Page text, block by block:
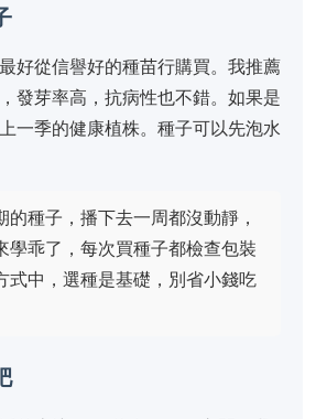
好從信譽好的種苗行購買。我推薦
發芽率高，抗病性也不錯。如果是
一季的健康植株。種子可以先泡水
種子，播下去一周都沒動靜，
學乖了，每次買種子都檢查包裝
式中，選種是基礎，別省小錢吃